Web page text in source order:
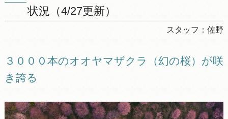
状況（4/27更新）
スタッフ：佐野
３０００本のオオヤマザクラ（幻の桜）が咲
き誇る